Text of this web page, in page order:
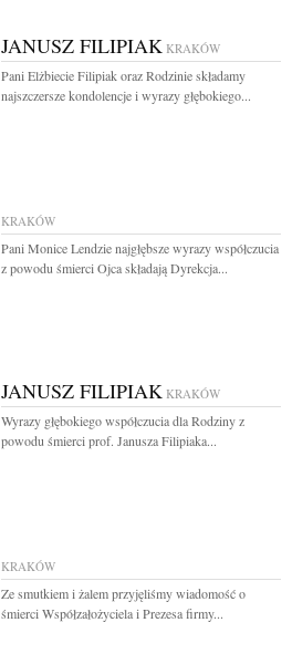
JANUSZ FILIPIAK KRAKÓW
Pani Elżbiecie Filipiak oraz Rodzinie składamy
najszczersze kondolencje i wyrazy głębokiego...
KRAKÓW
Pani Monice Lendzie najgłębsze wyrazy współczucia
z powodu śmierci Ojca składają Dyrekcja...
JANUSZ FILIPIAK KRAKÓW
Wyrazy głębokiego współczucia dla Rodziny z
powodu śmierci prof. Janusza Filipiaka...
KRAKÓW
Ze smutkiem i żalem przyjęliśmy wiadomość o
śmierci Współzałożyciela i Prezesa firmy...